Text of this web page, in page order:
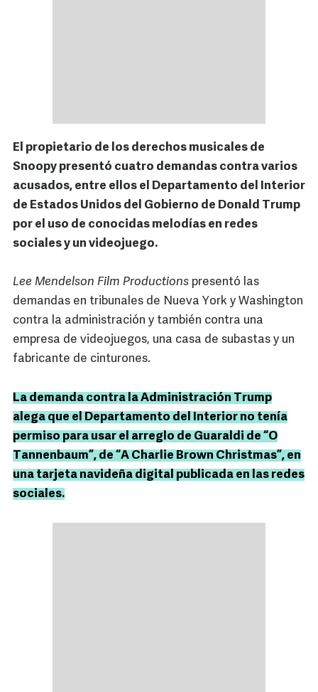
El propietario de los derechos musicales de
Snoopy presentó cuatro demandas contra varios
acusados, entre ellos el Departamento del Interior
de Estados Unidos del Gobierno de Donald Trump
por el uso de conocidas melodías en redes
sociales y un videojuego.
Lee Mendelson Film Productions presentó las
demandas en tribunales de Nueva York y Washington
contra la administración y también contra una
empresa de videojuegos, una casa de subastas y un
fabricante de cinturones.
La demanda contra la Administración Trump
alega que el Departamento del Interior no tenía
permiso para usar el arreglo de Guaraldi de “O
Tannenbaum”, de “A Charlie Brown Christmas”, en
una tarjeta navideña digital publicada en las redes
sociales.